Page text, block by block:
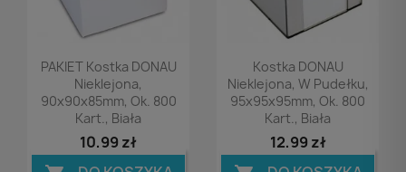
Podgląd
PAKIET Kostka DONAU
Nieklejona,
90x90x85mm, Ok. 800
Kart., Biała
10,99 zł
Podgląd
Kostka DONAU
Nieklejona, W Pudełku,
95x95x95mm, Ok. 800
Kart., Biała
12,99 zł